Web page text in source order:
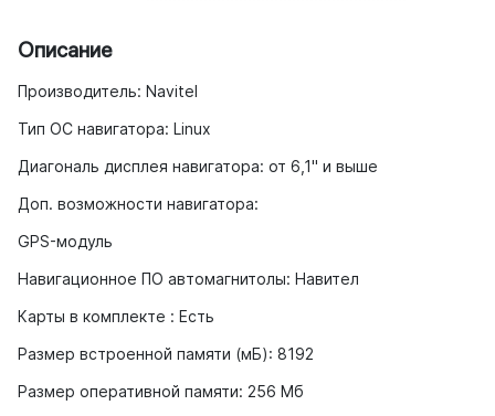
Описание
Производитель: Navitel
Тип ОС навигатора: Linux
Диагональ дисплея навигатора: от 6,1" и выше
Доп. возможности навигатора:
GPS-модуль
Навигационное ПО автомагнитолы: Навител
Карты в комплекте : Есть
Размер встроенной памяти (мБ): 8192
Размер оперативной памяти: 256 Мб